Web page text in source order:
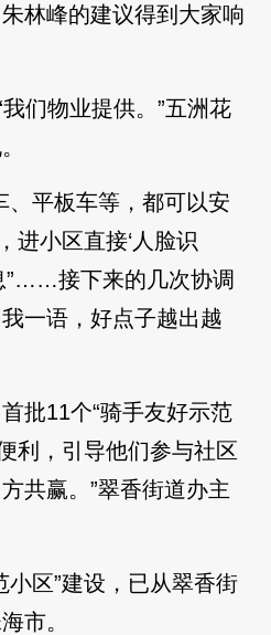
林峰的建议得到大家响
们物业提供。”五洲花
、平板车等，都可以安
进小区直接‘人脸识
”……接下来的几次协调
一语，好点子越出越
批11个“骑手友好示范
利，引导他们参与社区
共赢。”翠香街道办主
小区”建设，已从翠香街
市。